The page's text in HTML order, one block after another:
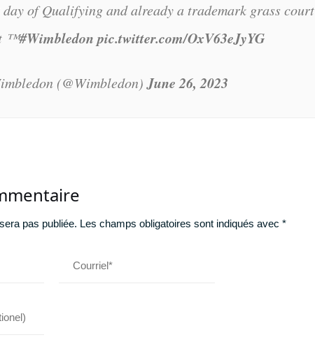
of Qualifying and already a trademark grass court
™️#Wimbledon pic.twitter.com/OxV63eJyYG
(@Wimbledon)June 26, 2023
pas publiée. Les champs obligatoires sont indiqués avec *